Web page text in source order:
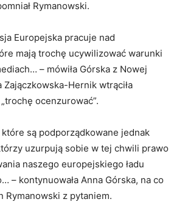
Rymanowski.
Europejska pracuje nad
mają trochę ucywilizować warunki
– mówiła Górska z Nowej
Zajączkowska-Hernik wtrąciła
ocenzurować”.
które są podporządkowane jednak
uzurpują sobie w tej chwili prawo
naszego europejskiego ładu
– kontynuowała Anna Górska, na co
Rymanowski z pytaniem.